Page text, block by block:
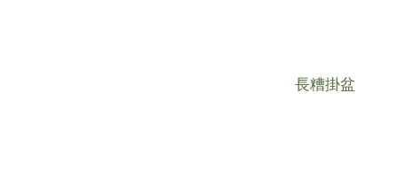
長糟掛盆